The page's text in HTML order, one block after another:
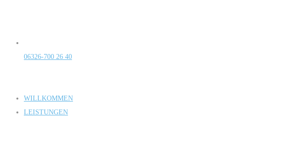
06326-700 26 40
WILLKOMMEN
LEISTUNGEN